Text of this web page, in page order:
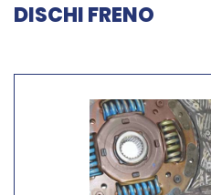
DISCHI FRENO